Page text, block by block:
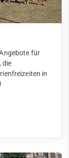
für
die
in